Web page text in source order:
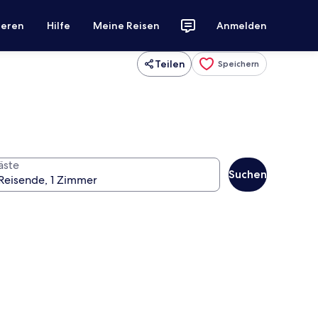
Hilfe Meine Reisen Anmelden
Teilen Speichern
Suchen